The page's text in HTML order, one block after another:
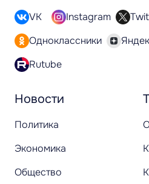
Новости
Политика
Экономика
Общество
VK Instagram
Одноклассники
Rutube